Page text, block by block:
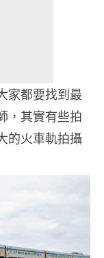
家都要找到最
，其實有些拍
的火車軌拍攝